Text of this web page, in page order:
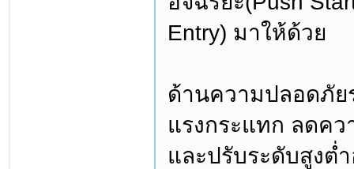
Entry) มาให้ด้วย
ด้านความปลอดภัย
แรงกระแทก ลดค
และปรับระดับสูงต่